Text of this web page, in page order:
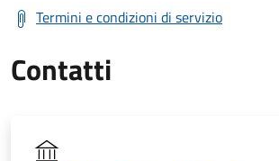
Termini e condizioni di servizio
Contatti